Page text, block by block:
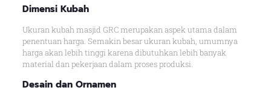
Dimensi Kubah
Ukuran kubah masjid GRC merupakan aspek utama dalam
penentuan harga. Semakin besar ukuran kubah, umumnya
harga akan lebih tinggi karena dibutuhkan lebih banyak
material dan pekerjaan dalam proses produksi.
Desain dan Ornamen